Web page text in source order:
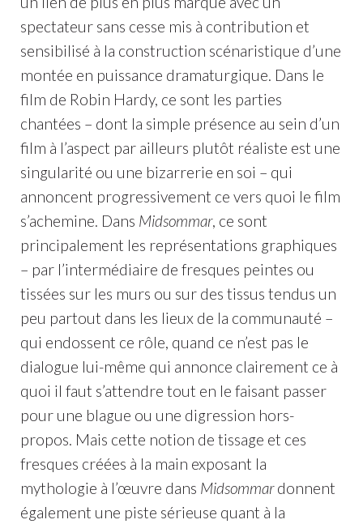
spectateur sans cesse mis à contribution et
sensibilisé à la construction scénaristique d’une
montée en puissance dramaturgique. Dans le
film de Robin Hardy, ce sont les parties
chantées – dont la simple présence au sein d’un
film à l’aspect par ailleurs plutôt réaliste est une
singularité ou une bizarrerie en soi – qui
annoncent progressivement ce vers quoi le film
s’achemine. Dans Midsommar, ce sont
principalement les représentations graphiques
– par l’intermédiaire de fresques peintes ou
tissées sur les murs ou sur des tissus tendus un
peu partout dans les lieux de la communauté –
qui endossent ce rôle, quand ce n’est pas le
dialogue lui-même qui annonce clairement ce à
quoi il faut s’attendre tout en le faisant passer
pour une blague ou une digression hors-
propos. Mais cette notion de tissage et ces
fresques créées à la main exposant la
mythologie à l’œuvre dans Midsommardonnent
également une piste sérieuse quant à la